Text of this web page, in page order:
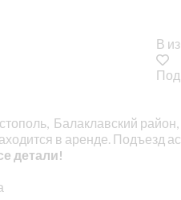
В
Балаклавский
в аренде. Подъезд
детали!